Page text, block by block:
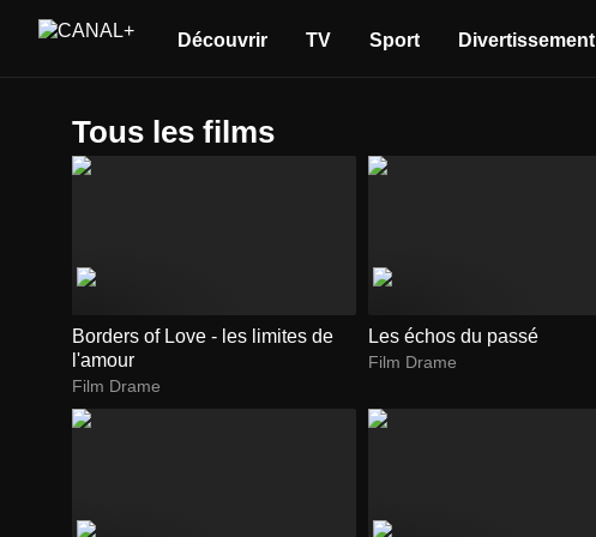
Découvrir TV Sport Divertissement
Tous les films
Borders of Love - les limites de
l'amour
Film Drame
Les échos du passé
Film Drame